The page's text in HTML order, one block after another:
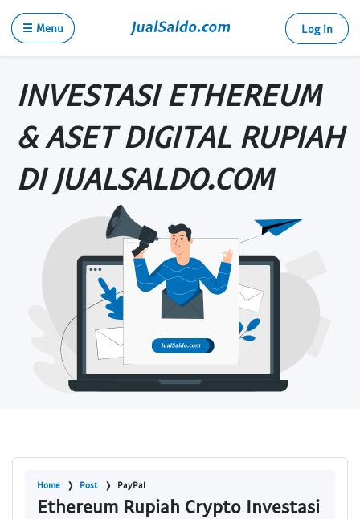
☰ Menu Log in
INVESTASI ETHEREUM
& ASET DIGITAL RUPIAH
DI JUALSALDO.COM
Home Post PayPal
Ethereum Rupiah Crypto Investasi